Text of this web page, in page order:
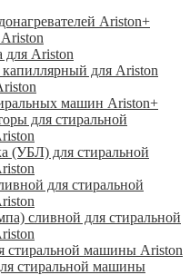
Ariston+
для Ariston
капиллярный для Ariston
машин Ariston+
для стиральной
(УБЛ) для стиральной
для стиральной
сливной для стиральной
стиральной машины Ariston
стиральной машины